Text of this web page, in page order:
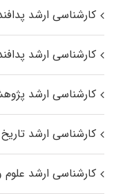
کارشناسی ارشد
کارشناسی ارشد
کارشناسی ارشد
کارشناسی ارشد تاریخ
کارشناسی ارشد